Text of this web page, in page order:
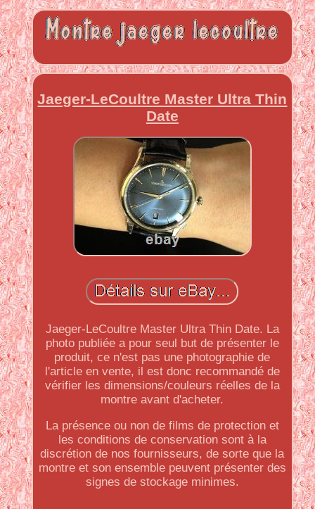
Jaeger-LeCoultre Master Ultra Thin
Date
Jaeger-LeCoultre Master Ultra Thin Date. La
photo publiée a pour seul but de présenter le
produit, ce n'est pas une photographie de
l'article en vente, il est donc recommandé de
vérifier les dimensions/couleurs réelles de la
montre avant d'acheter.
La présence ou non de films de protection et
les conditions de conservation sont à la
discrétion de nos fournisseurs, de sorte que la
montre et son ensemble peuvent présenter des
signes de stockage minimes.